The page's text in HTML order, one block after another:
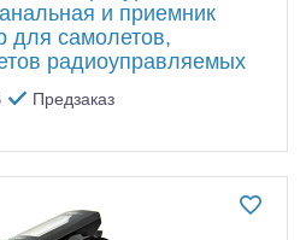
и приемник
для самолетов,
радиоуправляемых
Предзаказ